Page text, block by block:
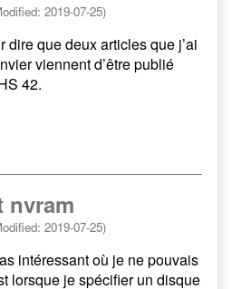
2019-07-25)
dire que deux articles que j’ai
viennent d’être publié
42.
nvram
2019-07-25)
intéressant où je ne pouvais
lorsque je spécifier un disque